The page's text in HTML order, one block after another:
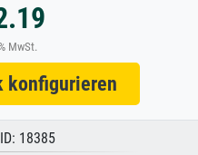
MwSt.
18385